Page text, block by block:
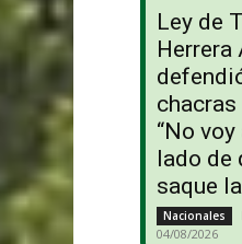
Ley de
Herrera
“No
lado de
saque
Nacionales
04/08/2026